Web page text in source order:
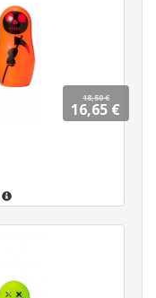
18,50 €
16,65 €